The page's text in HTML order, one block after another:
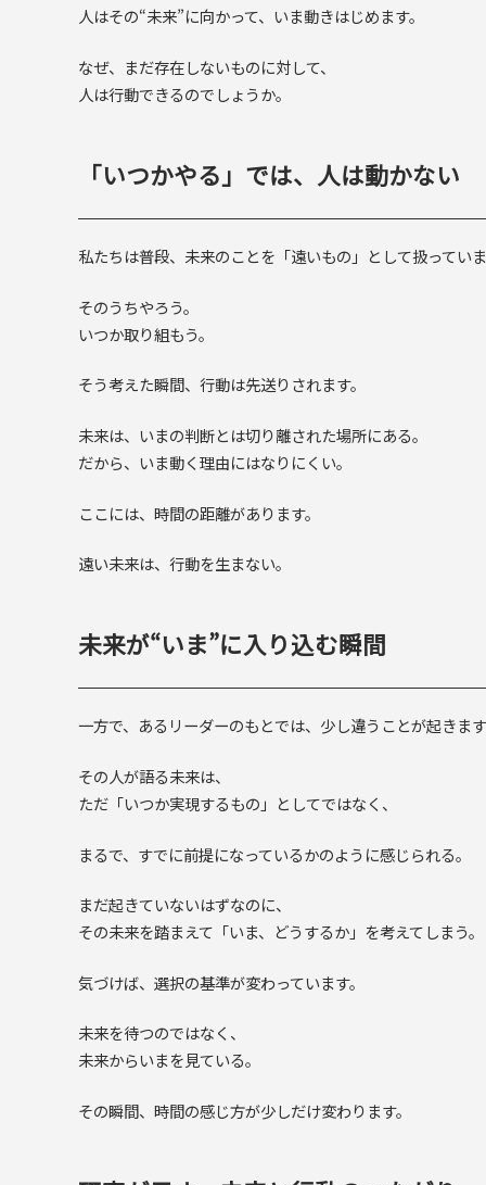
人はその“未来”に向かって、いま動きはじめます。
なぜ、まだ存在しないものに対して、
人は行動できるのでしょうか。
「いつかやる」では、人は動かない
私たちは普段、未来のことを「遠いもの」として扱ってい
そのうちやろう。
いつか取り組もう。
そう考えた瞬間、行動は先送りされます。
未来は、いまの判断とは切り離された場所にある。
だから、いま動く理由にはなりにくい。
ここには、時間の距離があります。
遠い未来は、行動を生まない。
未来が“いま”に入り込む瞬間
一方で、あるリーダーのもとでは、少し違うことが起きま
その人が語る未来は、
ただ「いつか実現するもの」としてではなく、
まるで、すでに前提になっているかのように感じられる。
まだ起きていないはずなのに、
その未来を踏まえて「いま、どうするか」を考えてしまう。
気づけば、選択の基準が変わっています。
未来を待つのではなく、
未来からいまを見ている。
その瞬間、時間の感じ方が少しだけ変わります。